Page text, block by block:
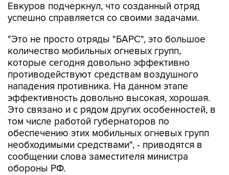
Евкуров подчеркнул, что созданный отряд
успешно справляется со своими задачами.
"Это не просто отряды "БАРС", это большое
количество мобильных огневых групп,
которые сегодня довольно эффективно
противодействуют средствам воздушного
нападения противника. На данном этапе
эффективность довольно высокая, хорошая.
Это связано и с рядом других особенностей, в
том числе работой губернаторов по
обеспечению этих мобильных огневых групп
необходимыми средствами", - приводятся в
сообщении слова заместителя министра
обороны РФ.